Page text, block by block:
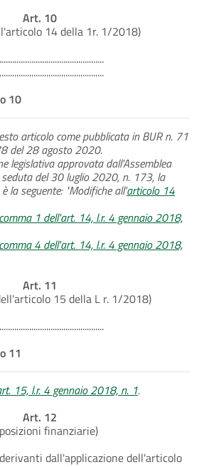
Art. 10
14 della 1r. 1/2018)
10
articolo come pubblicata in BUR n. 71
del 28 agosto 2020.
legislativa approvata dall'Assemblea
del 30 luglio 2020, n. 173, la
la seguente: "Modifiche all'articolo 14
comma 1 dell'art. 14, l.r. 4 gennaio 2018,
comma 4 dell'art. 14, l.r. 4 gennaio 2018,
Art. 11
15 della L r. 1/2018)
11
15, l.r. 4 gennaio 2018, n. 1.
Art. 12
finanziarie)
dall'applicazione dell'articolo